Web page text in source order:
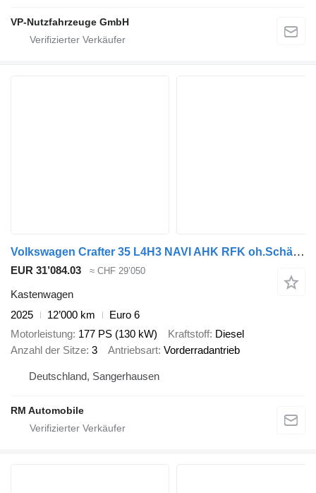
VP-Nutzfahrzeuge GmbH
Volkswagen Crafter 35 L4H3 NAVI AHK RFK oh.Schäden 5J.Gar
EUR 31’084.03 ≈ CHF 29’050
Kastenwagen
2025
12’000 km
Euro 6
Motorleistung 177 PS (130 kW) Kraftstoff Diesel
Anzahl der Sitze 3 Antriebsart Vorderradantrieb
Deutschland, Sangerhausen
RM Automobile